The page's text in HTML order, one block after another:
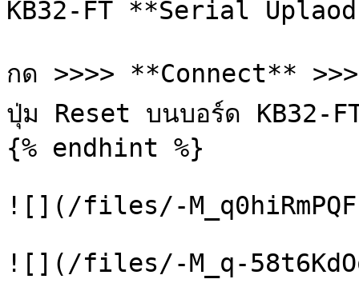
KB32-FT **Serial
กด >>>> **Connect**
ปุ่ม Reset บนบอร์ด KB32-
{% endhint %}
![](/files/-
![](/files/-M_q-